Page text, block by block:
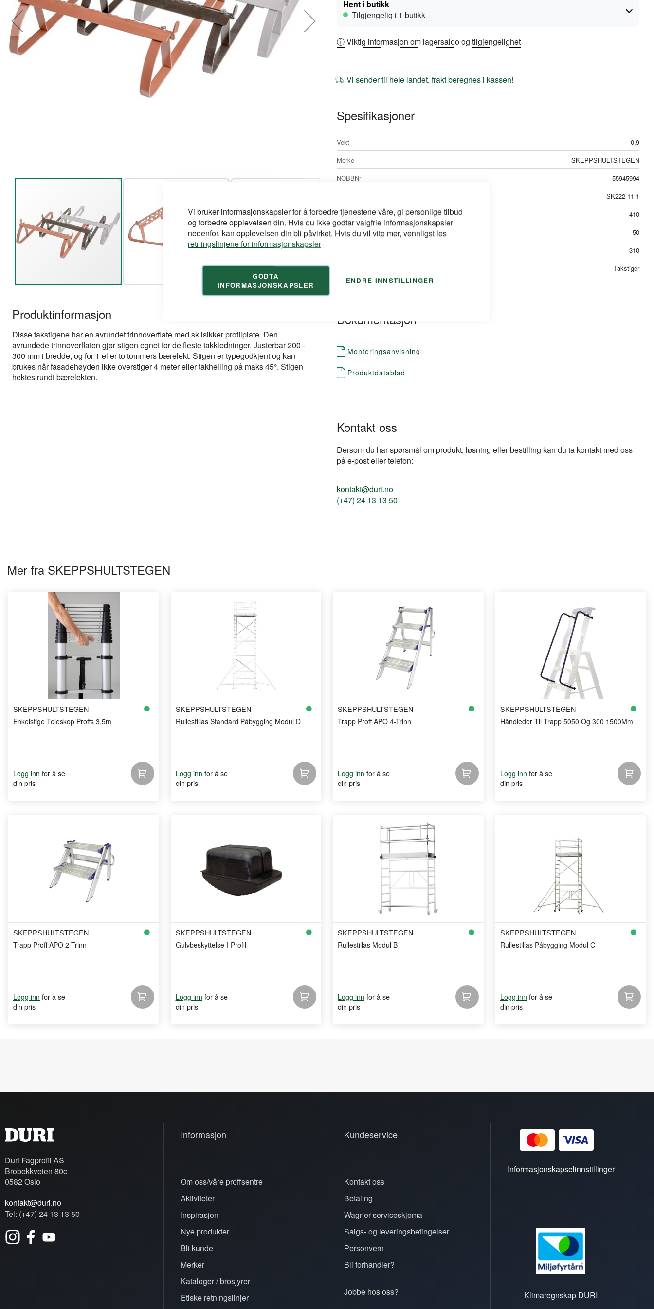
Vi bruker informasjonskapsler for å forbedre tjenestene våre, gi personlige tilbud
og forbedre opplevelsen din. Hvis du ikke godtar valgfrie informasjonskapsler
nedenfor, kan opplevelsen din bli påvirket. Hvis du vil vite mer, vennligst les
retningslinjene for informasjonskapsler
GODTA
INFORMASJONSKAPSLER
ENDRE INNSTILLINGER
begynnelsen
bildegalleri
Produktinformasjon
Disse takstigene har en avrundet trinnoverflate med sklisikker profilplate. Den
avrundede trinnoverflaten gjør stigen egnet for de fleste takkledninger. Justerbar 200 -
300 mm i bredde, og for 1 eller to tommers bærelekt. Stigen er typegodkjent og kan
brukes når fasadehøyden ikke overstiger 4 meter eller takhelling på maks 45°. Stigen
hektes rundt bærelekten.
Hent i butikk
Tilgjengelig i 1 butikk
ⓘ Viktig informasjon om lagersaldo og tilgjengelighet
Vi sender til hele landet, frakt beregnes i kassen!
Spesifikasjoner
Mer
informasjon
Vekt
0.9
Merke
SKEPPSHULTSTEGEN
NOBBNr
55945994
SK222-11-1
Lengde mm
410
Høyde mm
50
310
Takstiger
Dokumentasjon
Monteringsanvisning
Produktdatablad
Kontakt oss
Dersom du har spørsmål om produkt, løsning eller bestilling kan du ta kontakt med oss
på e-post eller telefon:
kontakt@duri.no
(+47) 24 13 13 50
Mer fra SKEPPSHULTSTEGEN
SKEPPSHULTSTEGEN
Enkelstige Teleskop Proffs 3,5m
Logg inn for å se
din pris
SKEPPSHULTSTEGEN
Rullestillas Standard Påbygging Modul D
Logg inn for å se
din pris
SKEPPSHULTSTEGEN
Trapp Proff APO 4-Trinn
Logg inn for å se
din pris
SKEPPSHULTSTEGEN
Håndleder Til Trapp 5050 Og 300 1500Mm
Logg inn for å se
din pris
SKEPPSHULTSTEGEN
Trapp Proff APO 2-Trinn
Logg inn for å se
din pris
SKEPPSHULTSTEGEN
Gulvbeskyttelse I-Profil
Logg inn for å se
din pris
SKEPPSHULTSTEGEN
Rullestillas Modul B
Logg inn for å se
din pris
SKEPPSHULTSTEGEN
Rullestillas Påbygging Modul C
Logg inn for å se
din pris
Duri Fagprofil AS
Brobekkveien 80c
0582 Oslo
kontakt@duri.no
Tel: (+47) 24 13 13 50
Informasjon
Om oss/våre proffsentre
Aktiviteter
Inspirasjon
Nye produkter
Bli kunde
Merker
Kataloger / brosjyrer
Etiske retningslinjer
Kundeservice
Kontakt oss
Betaling
Wagner serviceskjema
Salgs- og leveringsbetingelser
Personvern
Bli forhandler?
Jobbe hos oss?
Informasjonskapselinnstillinger
Klimaregnskap DURI